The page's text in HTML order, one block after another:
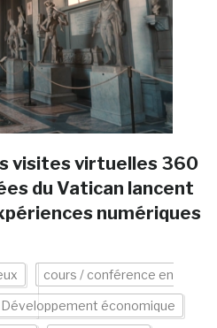
visites virtuelles 360
du Vatican lancent
numériques
cours / conférence en
Développement économique